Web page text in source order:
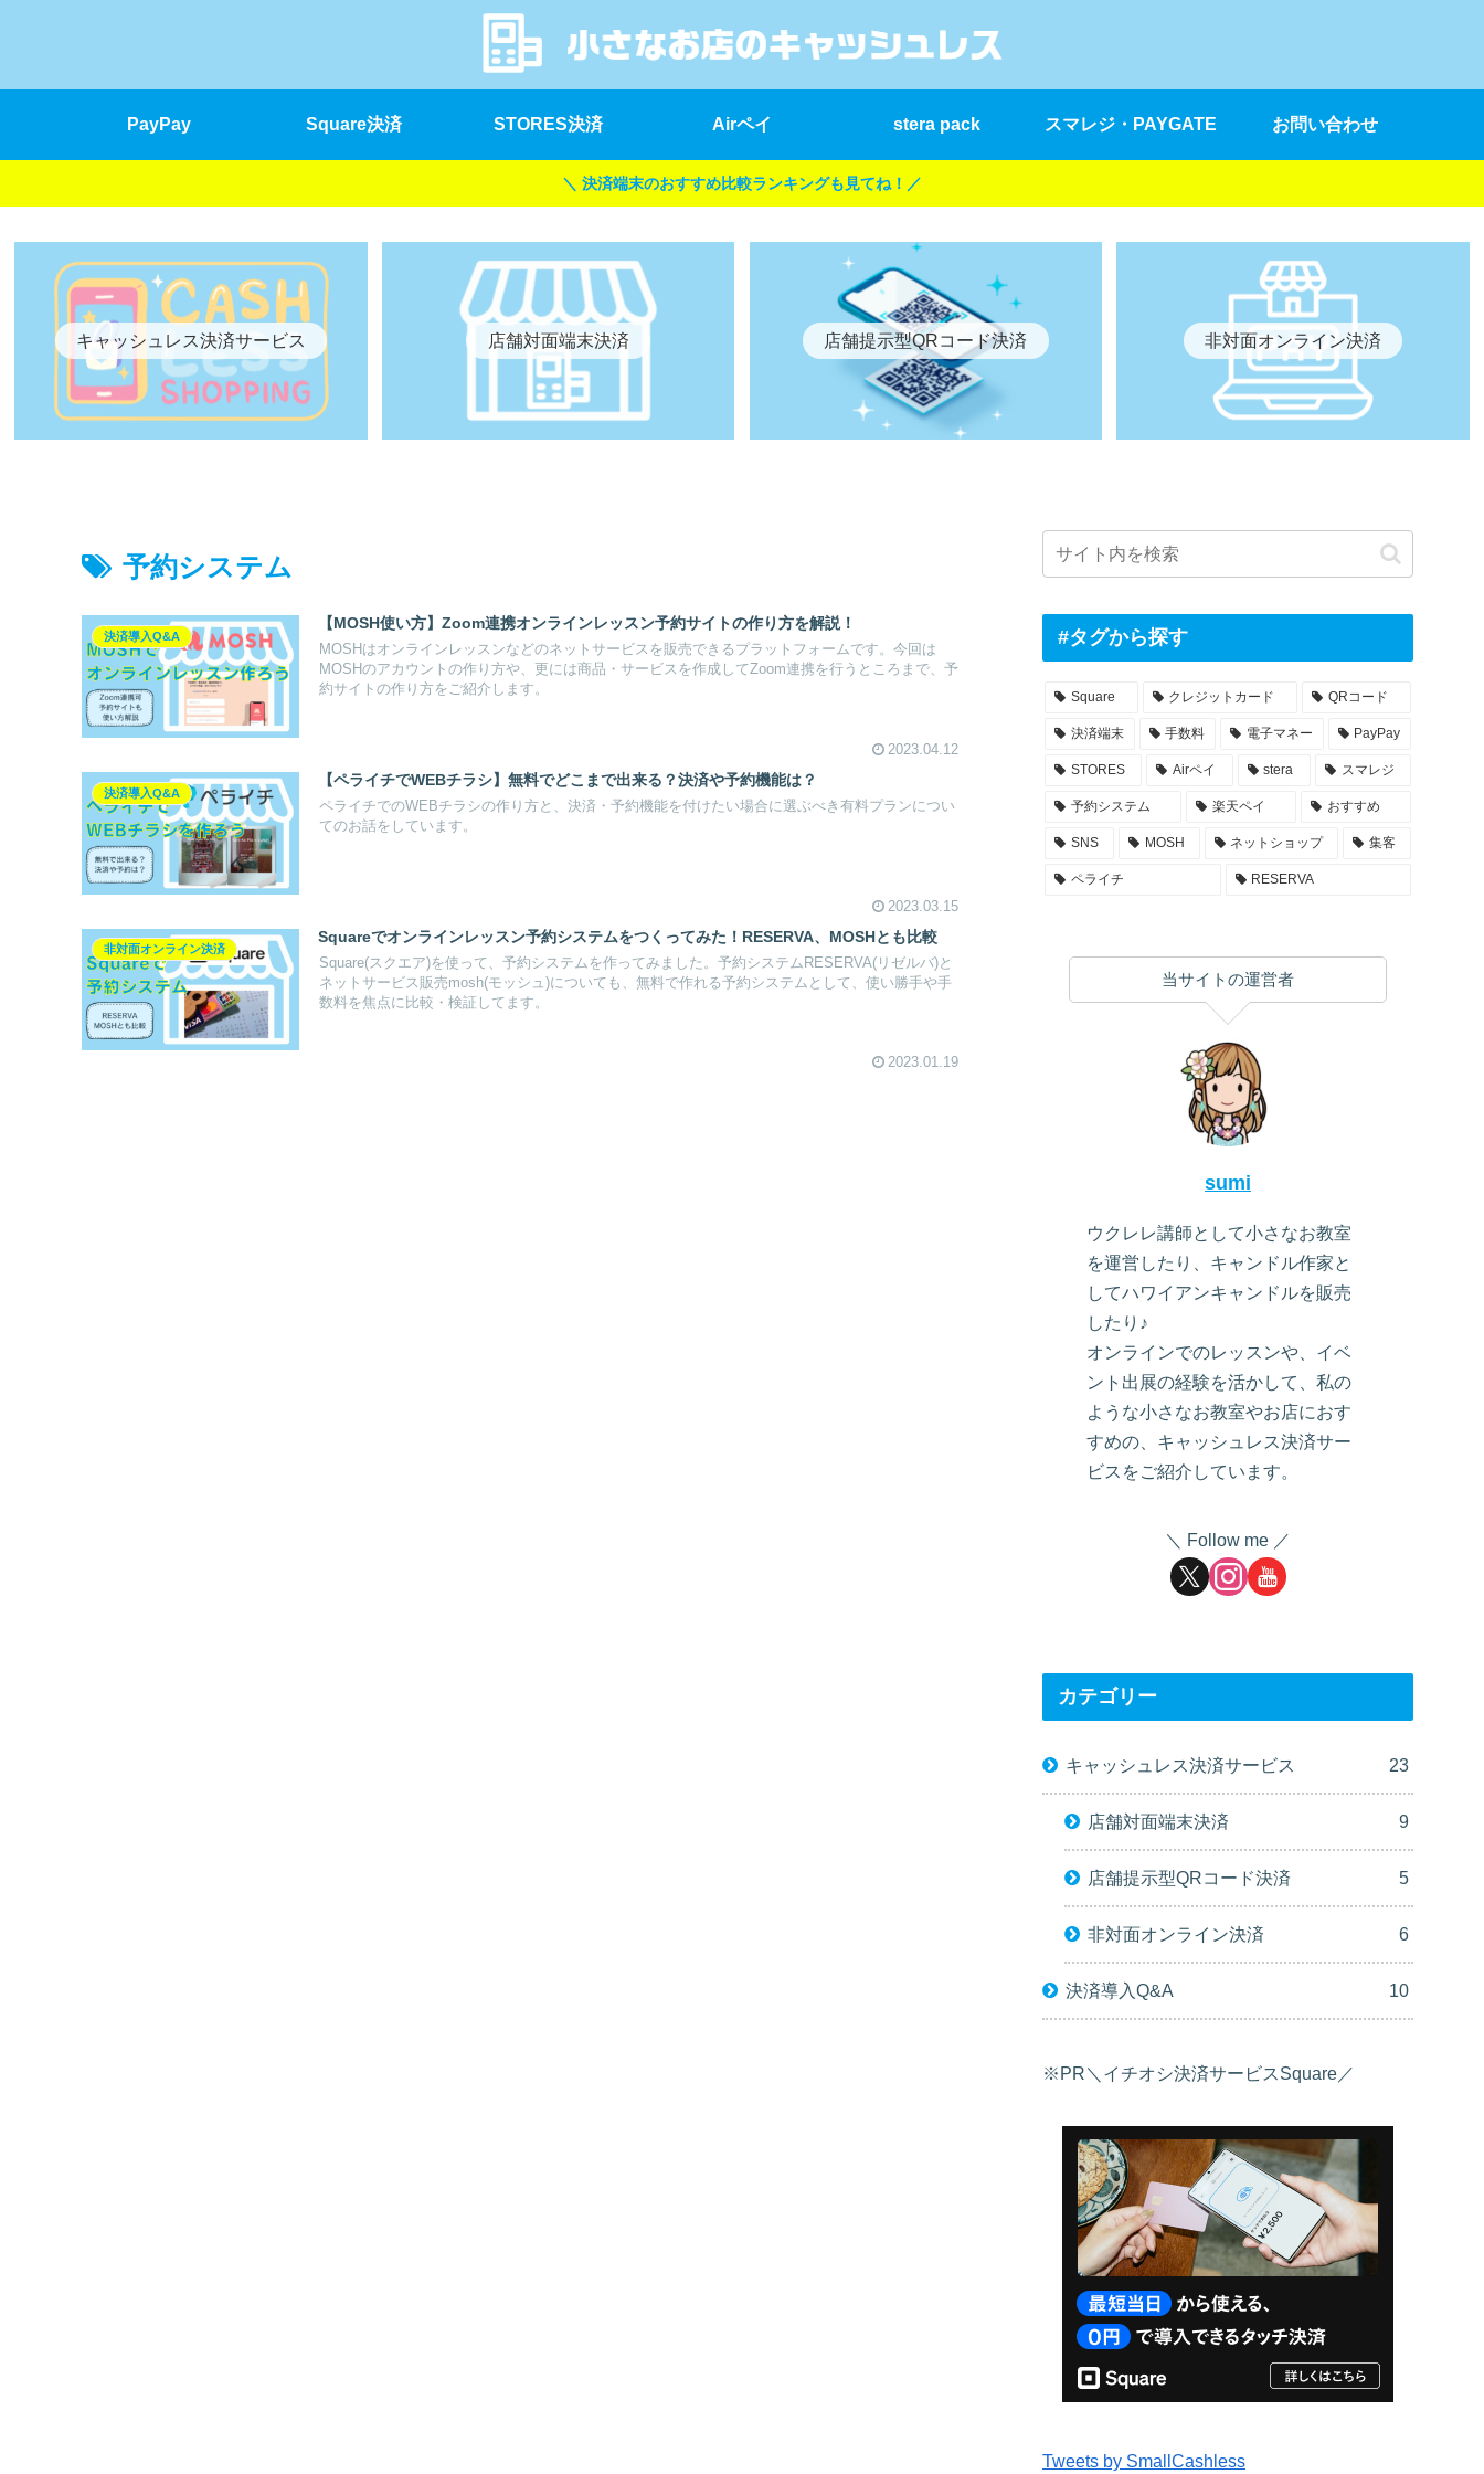
PayPay Square決済 STORES決済 Airペイ stera pack スマレジ・PAYGATE お問い合わせ
＼ 決済端末のおすすめ比較ランキングも見てね！／
キャッシュレス決済サービス 店舗対面端末決済 店舗提示型QRコード決済 非対面オンライン決済
予約システム
決済導入Q&A
【MOSH使い方】Zoom連携オンラインレッスン予約サイトの作り方を解説！
MOSHはオンラインレッスンなどのネットサービスを販売できるプラットフォームです。今回は
MOSHのアカウントの作り方や、更には商品・サービスを作成してZoom連携を行うところまで、予
約サイトの作り方をご紹介します。
2023.04.12
決済導入Q&A
【ペライチでWEBチラシ】無料でどこまで出来る？決済や予約機能は？
ペライチでのWEBチラシの作り方と、決済・予約機能を付けたい場合に選ぶべき有料プランについ
てのお話をしています。
2023.03.15
非対面オンライン決済
Squareでオンラインレッスン予約システムをつくってみた！RESERVA、MOSHとも比較
Square(スクエア)を使って、予約システムを作ってみました。予約システムRESERVA(リゼルバ)と
ネットサービス販売mosh(モッシュ)についても、無料で作れる予約システムとして、使い勝手や手
数料を焦点に比較・検証してます。
2023.01.19
#タグから探す
Square クレジットカード QRコード
決済端末 手数料 電子マネー PayPay
STORES Airペイ stera スマレジ
予約システム 楽天ペイ おすすめ
SNS MOSH ネットショップ 集客
ペライチ RESERVA
当サイトの運営者
sumi
ウクレレ講師として小さなお教室
を運営したり、キャンドル作家と
してハワイアンキャンドルを販売
したり♪
オンラインでのレッスンや、イベ
ント出展の経験を活かして、私の
ような小さなお教室やお店におす
すめの、キャッシュレス決済サー
ビスをご紹介しています。
Follow me
カテゴリー
キャッシュレス決済サービス 23
店舗対面端末決済 9
店舗提示型QRコード決済 5
非対面オンライン決済 6
決済導入Q&A 10
※PR＼イチオシ決済サービスSquare／
Tweets by SmallCashless